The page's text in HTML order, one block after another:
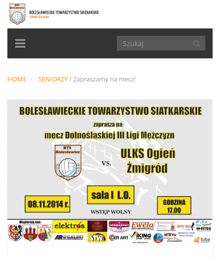
TOGGLE
NAVIGATION
HOME SENIORZY/Zapraszamy na mecz!